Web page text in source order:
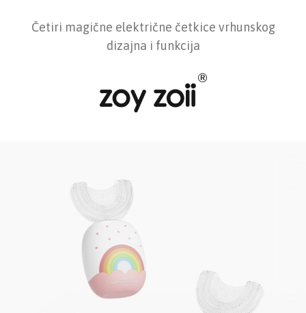
Četiri magične električne četkice vrhunskog
dizajna i funkcija